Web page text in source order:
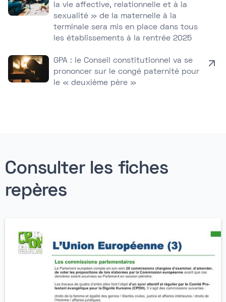
la vie affective, relationnelle et à la
sexualité » de la maternelle à la
terminale sera mis en place dans tous
les établissements à la rentrée 2025
GPA : le Conseil constitutionnel va se
prononcer sur le congé paternité pour
le « deuxième père »
Consulter les fiches
repères